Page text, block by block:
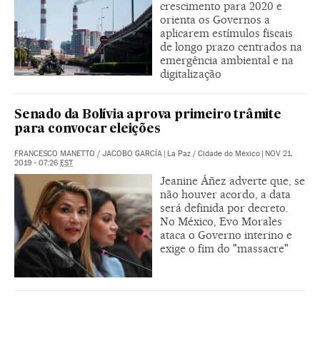
crescimento para 2020 e
orienta os Governos a
aplicarem estímulos fiscais
de longo prazo centrados na
emergência ambiental e na
digitalização
Senado da Bolívia aprova primeiro trâmite
para convocar eleições
FRANCESCO MANETTO / JACOBO GARCÍA | La Paz / Cidade do México | NOV 21,
2019 - 07:26 EST
Jeanine Áñez adverte que, se
não houver acordo, a data
será definida por decreto.
No México, Evo Morales
ataca o Governo interino e
exige o fim do "massacre"